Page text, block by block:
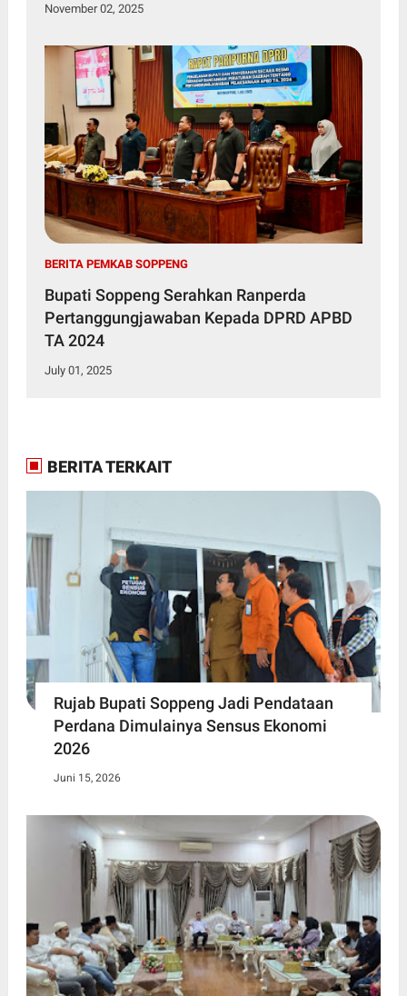
November 02, 2025
BERITA PEMKAB SOPPENG
Bupati Soppeng Serahkan Ranperda
Pertanggungjawaban Kepada DPRD APBD
TA 2024
July 01, 2025
BERITA TERKAIT
Rujab Bupati Soppeng Jadi Pendataan
Perdana Dimulainya Sensus Ekonomi
2026
Juni 15, 2026